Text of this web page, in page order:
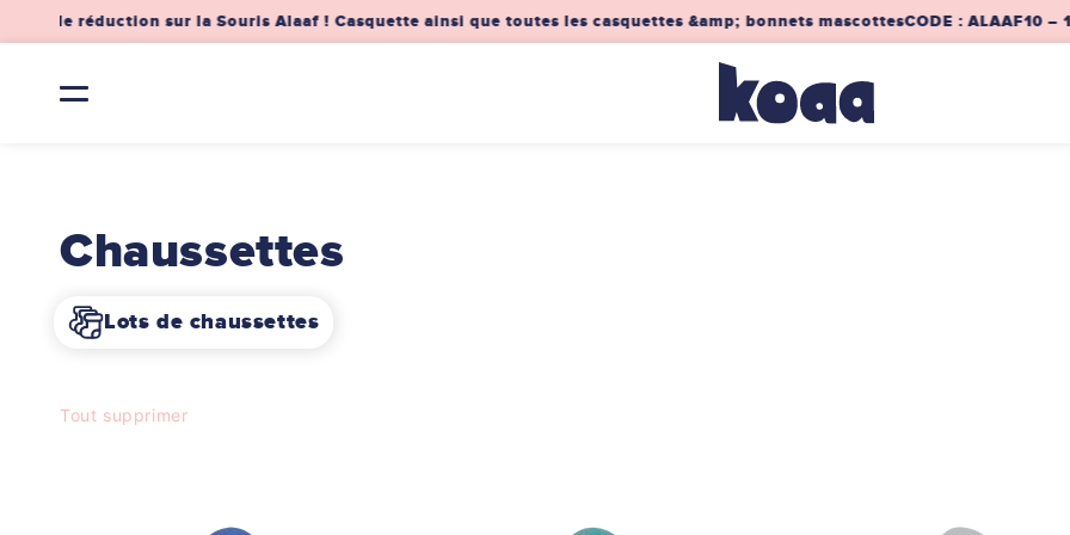
passer
au
de réduction sur la Souris Alaaf ! Casquette ainsi que toutes les casquettes &amp; bonnets mascottesCODE : ALAAF10 –
C
o
l
Chaussettes
Lots de chaussettes
Tout supprimer